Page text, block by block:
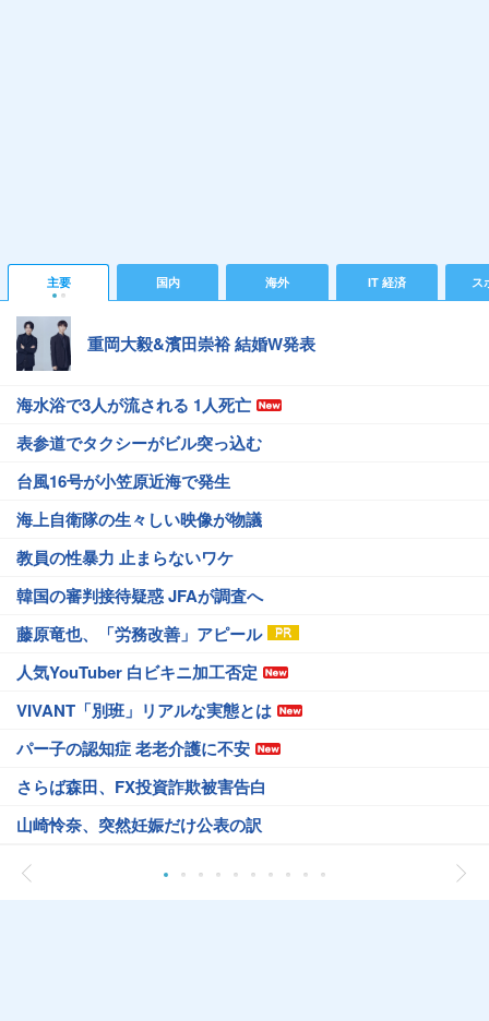
主要 国内 海外 IT 経済 ス
重岡大毅&濱田崇裕 結婚W発表
海水浴で3人が流される 1人死亡
表参道でタクシーがビル突っ込む
台風16号が小笠原近海で発生
海上自衛隊の生々しい映像が物議
教員の性暴力 止まらないワケ
韓国の審判接待疑惑 JFAが調査へ
藤原竜也、「労務改善」アピール
人気YouTuber 白ビキニ加工否定
VIVANT「別班」リアルな実態とは
パー子の認知症 老老介護に不安
さらば森田、FX投資詐欺被害告白
山崎怜奈、突然妊娠だけ公表の訳